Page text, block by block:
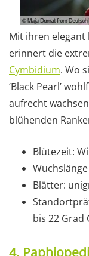
Mit ihren
erinnert die
Cymbidium. Wo
‘Black Pearl’
aufrecht
blühenden
Blütezeit:
Blätter:
bis 22 Grad
4.